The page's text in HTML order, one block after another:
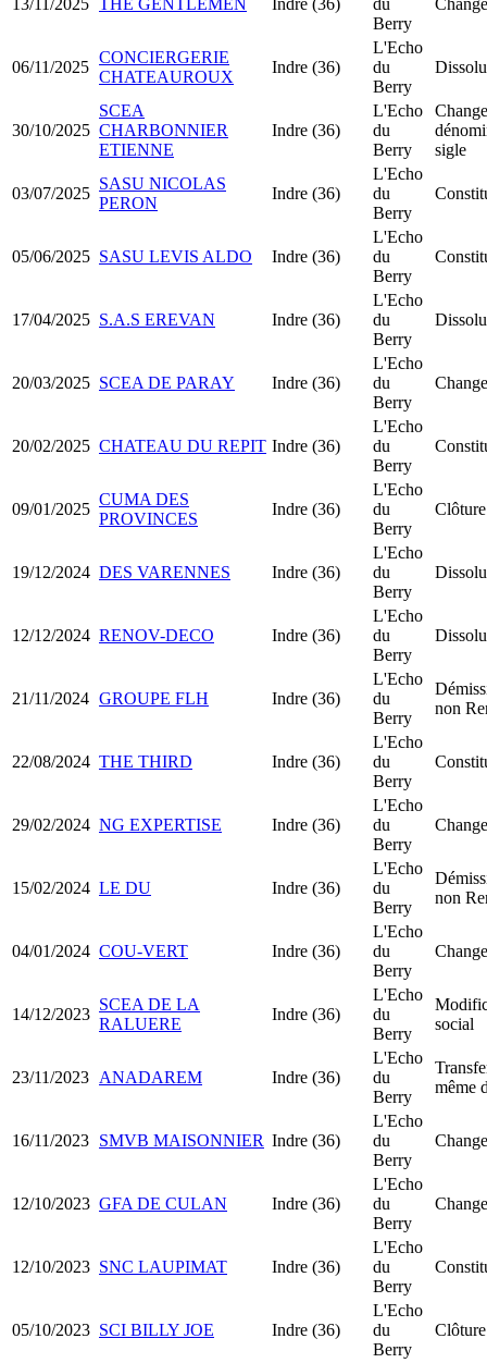
13/11/2025 THE GENTLEMEN Indre (36)
du
Berry
06/11/2025
CONCIERGERIE
CHATEAUROUX
Indre (36)
L'Echo
du
Berry
30/10/2025
SCEA
CHARBONNIER
ETIENNE
Indre (36)
L'Echo
du
Berry
sigle
03/07/2025
SASU NICOLAS
PERON
Indre (36)
L'Echo
du
Berry
05/06/2025 SASU LEVIS ALDO Indre (36)
L'Echo
du
Berry
17/04/2025 S.A.S EREVAN Indre (36)
L'Echo
du
Berry
20/03/2025 SCEA DE PARAY Indre (36)
L'Echo
du
Berry
20/02/2025 CHATEAU DU REPIT Indre (36)
L'Echo
du
Berry
09/01/2025
CUMA DES
PROVINCES
Indre (36)
L'Echo
du
Berry
19/12/2024 DES VARENNES Indre (36)
L'Echo
du
Berry
12/12/2024 RENOV-DECO Indre (36)
L'Echo
du
Berry
21/11/2024 GROUPE FLH Indre (36)
L'Echo
du
Berry
non
22/08/2024 THE THIRD Indre (36)
L'Echo
du
Berry
29/02/2024 NG EXPERTISE Indre (36)
L'Echo
du
Berry
15/02/2024 LE DU Indre (36)
L'Echo
du
Berry
non
04/01/2024 COU-VERT Indre (36)
L'Echo
du
Berry
14/12/2023
SCEA DE LA
RALUERE
Indre (36)
L'Echo
du
Berry
social
23/11/2023 ANADAREM Indre (36)
L'Echo
du
Berry
même
16/11/2023 SMVB MAISONNIER Indre (36)
L'Echo
du
Berry
12/10/2023 GFA DE CULAN Indre (36)
L'Echo
du
Berry
12/10/2023 SNC LAUPIMAT Indre (36)
L'Echo
du
Berry
05/10/2023 SCI BILLY JOE Indre (36)
L'Echo
du
Berry